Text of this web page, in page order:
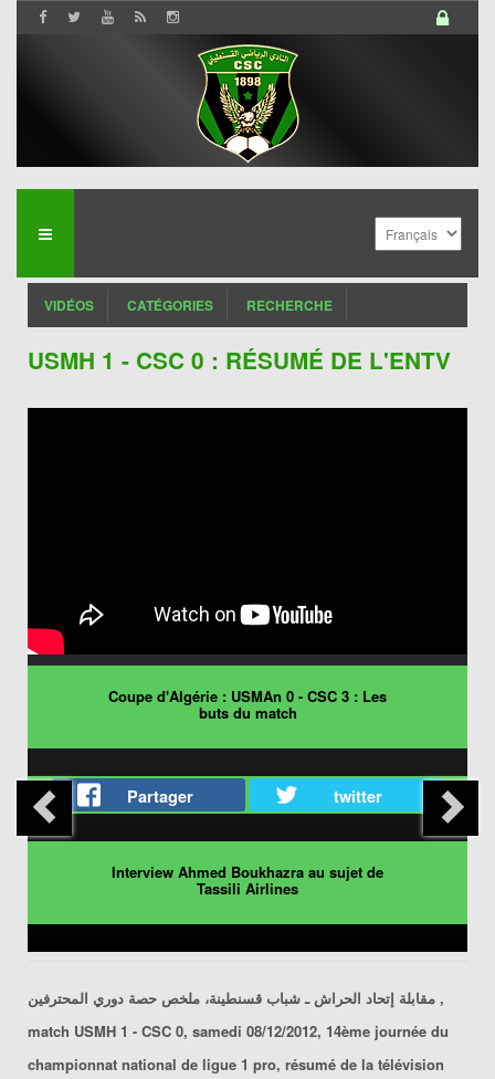
VIDÉOS CATÉGORIES RECHERCHE
USMH 1 - CSC 0 : RÉSUMÉ DE L'ENTV
Coupe d'Algérie : USMAn 0 - CSC 3 : Les
buts du match
Partager twitter
Interview Ahmed Boukhazra au sujet de
Tassili Airlines
مقابلة إتحاد الحراش ـ شباب قسنطينة، ملخص حصة دوري المحترفين ,
match USMH 1 - CSC 0, samedi 08/12/2012, 14ème journée du
championnat national de ligue 1 pro, résumé de la télévision